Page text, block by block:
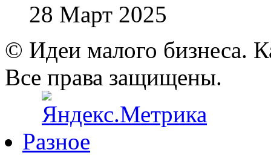
28 Март 2025
© Идеи малого бизнеса.
Все права защищены.
Разное